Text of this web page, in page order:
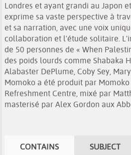
Londres et ayant grandi au Japon
exprime sa vaste perspective à
et sa narration, avec une voix
collaboration et l'étude solitaire.
de 50 personnes de « When
des poids lourds comme Shabaka
Alabaster DePlume, Coby Sey,
Momoko a été produit par
Refreshment Centre, mixé par
masterisé par Alex Gordon aux
CONTAINS SUBJECT